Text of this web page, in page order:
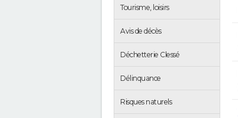
Tourisme, loisirs
Avis de décès
Déchetterie Clessé
Délinquance
Risques naturels